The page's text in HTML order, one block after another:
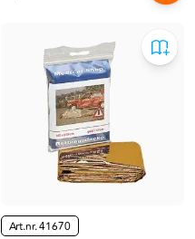
Art.nr.41670